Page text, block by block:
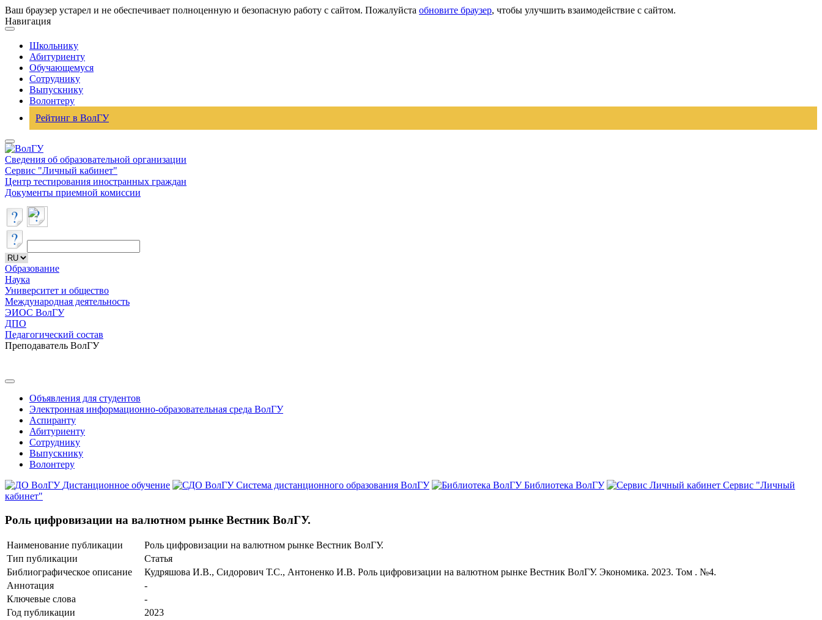
Ваш браузер устарел и не обеспечивает полноценную и безопасную работу с сайтом. Пожалуйста обновите браузер, чтобы улучшить взаимодействие с сайтом.
Навигация
Школьнику
Абитуриенту
Обучающемуся
Сотруднику
Выпускнику
Волонтеру
Рейтинг в ВолГУ
Сведения об образовательной организации
Сервис "Личный кабинет"
Центр тестирования иностранных граждан
Документы приемной комиссии
Образование
Наука
Университет и общество
Международная деятельность
ЭИОС ВолГУ
ДПО
Педагогический состав
Преподаватель ВолГУ
Объявления для студентов
Электронная информационно-образовательная среда ВолГУ
Аспиранту
Абитуриенту
Сотруднику
Выпускнику
Волонтеру
Дистанционное обучение
Система дистанционного образования ВолГУ Библиотека ВолГУ
Сервис "Личный
кабинет"
Роль цифровизации на валютном рынке Вестник ВолГУ.
Наименование публикации
Роль цифровизации на валютном рынке Вестник ВолГУ.
Тип публикации
Статья
Библиографическое описание
Кудряшова И.В., Сидорович Т.С., Антоненко И.В. Роль цифровизации на валютном рынке Вестник ВолГУ. Экономика. 2023. Том . №4.
Аннотация
-
Ключевые cлова
-
Год публикации
2023